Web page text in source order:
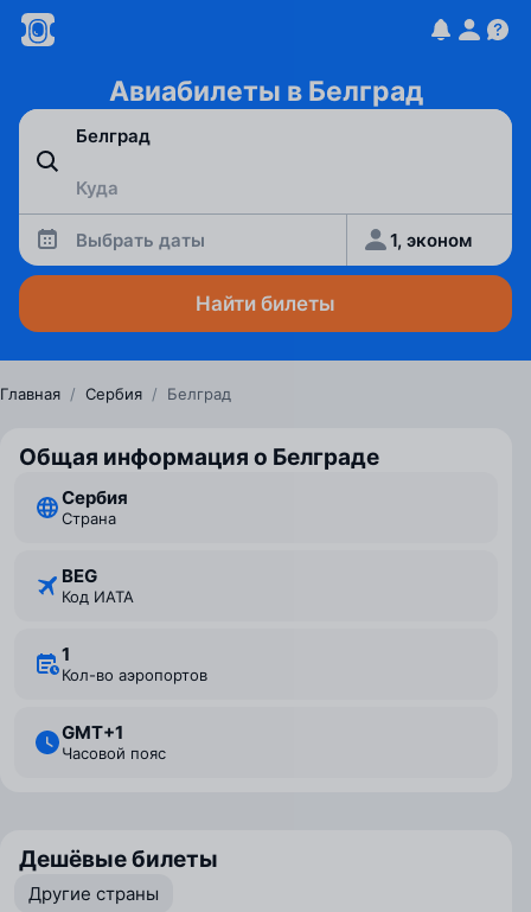
Авиабилеты в Белград
Выбрать даты 1, эконом
Найти билеты
Главная / Сербия / Белград
Общая информация о Белграде
Сербия
Страна
BEG
Код ИАТА
1
Кол-во аэропортов
GMT+1
Часовой пояс
Дешёвые билеты
Другие страны